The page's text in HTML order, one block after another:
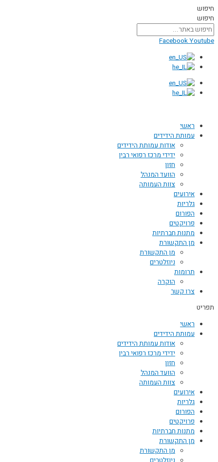
דילוג
לתוכן
חיפוש
חיפוש
FacebookYoutube
ראשי
עמותת הידידים
אודות עמותת הידידים
ידידי מרכז רפואי רבין
חזון
הוועד המנהל
צוות העמותה
אירועים
גלריות
הפורום
פרויקטים
מתנות חברתיות
מן התקשורת
מן התקשורת
ניוזלטרים
תרומות
הוקרה
צרו קשר
תפריט
ראשי
עמותת הידידים
אודות עמותת הידידים
ידידי מרכז רפואי רבין
חזון
הוועד המנהל
צוות העמותה
אירועים
גלריות
הפורום
פרויקטים
מתנות חברתיות
מן התקשורת
מן התקשורת